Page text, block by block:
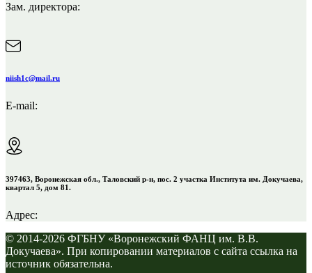
Зам. директора:
niish1c@mail.ru
E-mail:
397463, Воронежская обл., Таловский р-н, пос. 2 участка Института им. Докучаева,
квартал 5, дом 81.
Адрес:
© 2014-2026 ФГБНУ «Воронежский ФАНЦ им. В.В.
Докучаева». При копировании материалов с сайта ссылка на
источник обязательна.